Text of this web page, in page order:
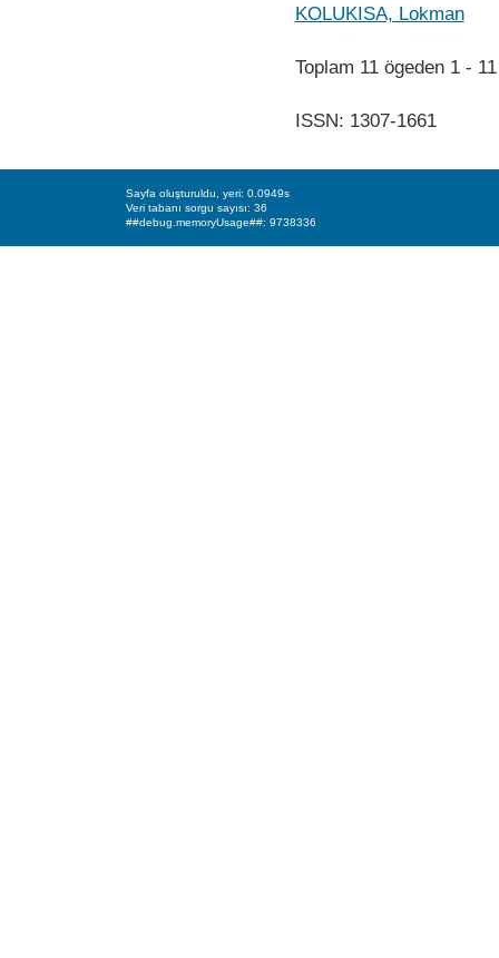
KOLUKISA, Lokman
Toplam 11 ögeden 1 -
ISSN: 1307-1661
Sayfa oluşturuldu, yeri: 0.0949s
Veri tabanı sorgu sayısı: 36
##debug.memoryUsage##: 9738336